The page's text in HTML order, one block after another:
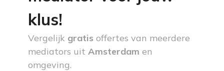
klus!
Vergelijk gratis offertes van meerdere
mediators uit Amsterdam en
omgeving.